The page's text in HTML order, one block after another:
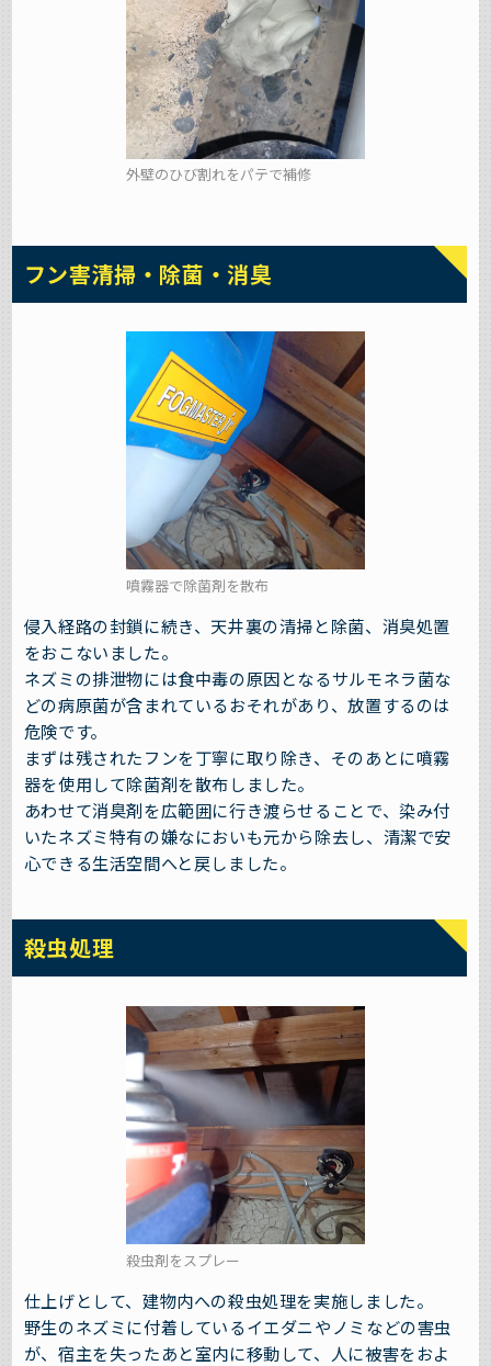
外壁のひび割れをパテで補修
フン害清掃・除菌・消臭
噴霧器で除菌剤を散布
侵入経路の封鎖に続き、天井裏の清掃と除菌、消臭処置
をおこないました。
ネズミの排泄物には食中毒の原因となるサルモネラ菌な
どの病原菌が含まれているおそれがあり、放置するのは
危険です。
まずは残されたフンを丁寧に取り除き、そのあとに噴霧
器を使用して除菌剤を散布しました。
あわせて消臭剤を広範囲に行き渡らせることで、染み付
いたネズミ特有の嫌なにおいも元から除去し、清潔で安
心できる生活空間へと戻しました。
殺虫処理
殺虫剤をスプレー
仕上げとして、建物内への殺虫処理を実施しました。
野生のネズミに付着しているイエダニやノミなどの害虫
が、宿主を失ったあと室内に移動して、人に被害をおよ